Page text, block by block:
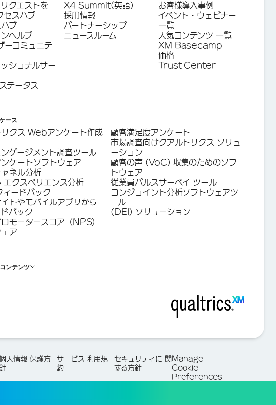
クエストを
セスハブ
ブ
ヘルプ
ーコミュニテ
ショナルサー
テータス
X4 Summit(英語)
採用情報
パートナーシップ
ニュースルーム
お客様導入事例
イベント・ウェビナー
一覧
人気コンテンツ 一覧
XM Basecamp
価格
Trust Center
ース
リクス Webアンケート作成
ゲージメント調査ツール
ケートソフトウェア
ネル分析
エクスペリエンス分析
ードバック
トやモバイルアプリから
バック
モータースコア（NPS）
ェア
顧客満足度アンケート
市場調査向けクアルトリクス ソリュ
ーション
顧客の声 (VoC) 収集のためのソフ
トウェア
従業員パルスサーベイ ツール
コンジョイント分析ソフトウェアツ
ール
(DEI) ソリューション
ンテンツ
個人情報 保護方
針
サービス 利用規
約
セキュリティに 関
する方針
Manage
Cookie
Preferences